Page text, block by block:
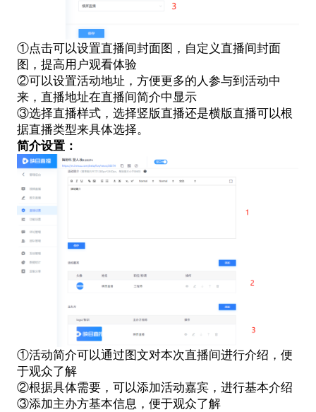
①点击可以设置直播间封面图，自定义直播间封面
图，提高用户观看体验
②可以设置活动地址，方便更多的人参与到活动中
来，直播地址在直播间简介中显示
③选择直播样式，选择竖版直播还是横版直播可以根
据直播类型来具体选择。
简介设置：
①活动简介可以通过图文对本次直播间进行介绍，便
于观众了解
②根据具体需要，可以添加活动嘉宾，进行基本介绍
③添加主办方基本信息，便于观众了解